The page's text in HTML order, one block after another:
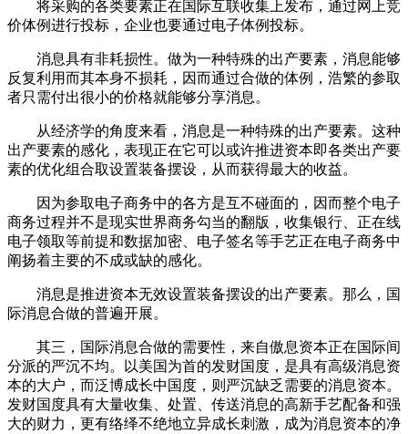
将采购的各类要素正在国际互联收集上发布，通过网上竞
价体例进行投标，企业也要通过电子体例投标。
消息具有非耗损性。做为一种特殊的出产要素，消息能够
反复利用而其本身不损耗，因而通过合做的体例，浩繁的参取
者只需付出很小的价格就能够分享消息。
从经济学的角度来看，消息是一种特殊的出产要素。这种
出产要素的感化，表现正在它可以或许推进资本即各类出产要
素的优化组合取设置装备摆设，从而获得最大的收益。
因为参取电子商务中的各方是互不碰面的，因而整个电子
商务过程并不是现实世界商务勾当的翻版，收集银行、正在线
电子领取等前提和数据加密、电子签名等手艺正在电子商务中
阐扬着主要的不成或缺的感化。
消息是推进资本无效设置装备摆设的出产要素。那么，国
际消息合做的普遍开展。
其三，国际消息合做的需要性，来自傲息资本正在国际间
分派的严沉不均。以美国为首的发财国度，是具有高级消息资
本的大户，而泛博成长中国度，则严沉缺乏需要的消息资本。
发财国度具有大量收集、处置、传送消息的高新手艺配备和强
大的财力，更有络绎不绝地立异成长刺激，成为消息资本的净